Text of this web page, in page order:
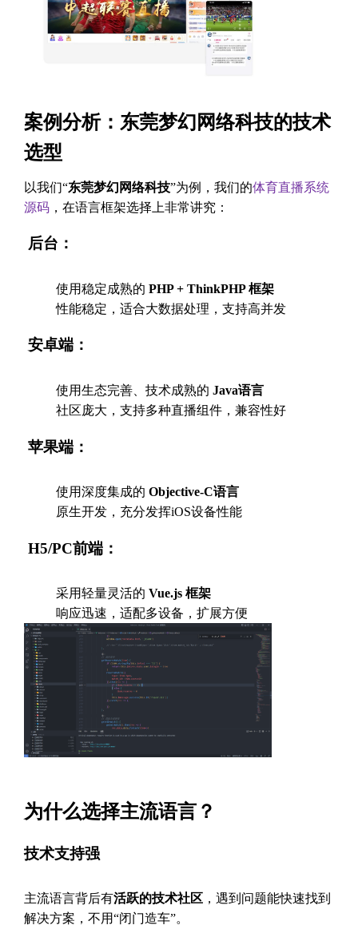
案例分析：东莞梦幻网络科技的技术
选型
以我们“东莞梦幻网络科技”为例，我们的体育直播系统
源码 ，在语言框架选择上非常讲究：
后台：
使用稳定成熟的 PHP + ThinkPHP 框架
性能稳定，适合大数据处理，支持高并发
安卓端：
使用生态完善、技术成熟的 Java语言
社区庞大，支持多种直播组件，兼容性好
苹果端：
使用深度集成的 Objective-C语言
原生开发，充分发挥iOS设备性能
H5/PC前端：
采用轻量灵活的 Vue.js 框架
响应迅速，适配多设备，扩展方便
为什么选择主流语言？
技术支持强
主流语言背后有活跃的技术社区 ，遇到问题能快速找到
解决方案，不用“闭门造车”。